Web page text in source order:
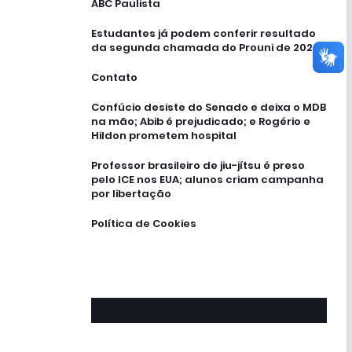
ABC Paulista
Estudantes já podem conferir resultado
da segunda chamada do Prouni de 2026
Contato
Confúcio desiste do Senado e deixa o MDB
na mão; Abib é prejudicado; e Rogério e
Hildon prometem hospital
Professor brasileiro de jiu-jítsu é preso
pelo ICE nos EUA; alunos criam campanha
por libertação
Política de Cookies